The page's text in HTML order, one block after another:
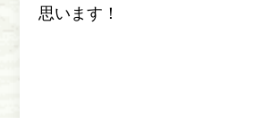
思います！